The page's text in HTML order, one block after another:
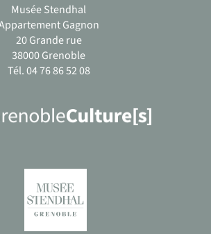
Musée Stendhal
Gagnon
20 Grande rue
38000 Grenoble
Tél. 04 76 86 52 08